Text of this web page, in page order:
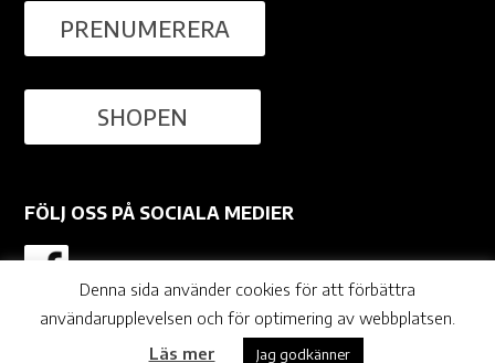
PRENUMERERA
SHOPEN
FÖLJ OSS PÅ SOCIALA MEDIER
© Ågrenshuset |agrenshuset.se
Denna sida använder cookies för att förbättra
användarupplevelsen och för optimering av webbplatsen.
Läs mer
Jag godkänner